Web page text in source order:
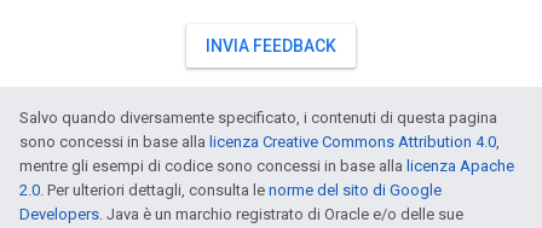
INVIA FEEDBACK
Salvo quando diversamente specificato, i contenuti di questa pagina
sono concessi in base alla licenza Creative Commons Attribution 4.0,
mentre gli esempi di codice sono concessi in base alla licenza Apache
2.0. Per ulteriori dettagli, consulta le norme del sito di Google
Developers. Java è un marchio registrato di Oracle e/o delle sue